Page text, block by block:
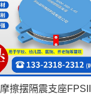
摩擦摆隔震支座